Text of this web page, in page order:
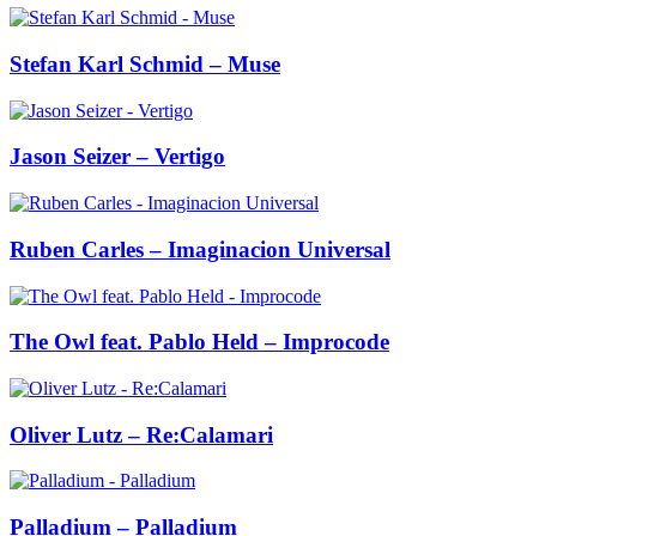
Stefan Karl Schmid – Muse
Jason Seizer – Vertigo
Ruben Carles – Imaginacion Universal
The Owl feat. Pablo Held – Improcode
Oliver Lutz – Re:Calamari
Palladium – Palladium